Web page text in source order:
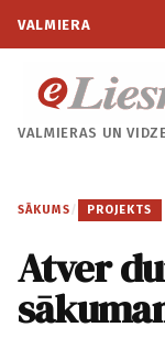
VALMIERA
VALMIERAS UN
SĀKUMS / PROJEKTS
Atver